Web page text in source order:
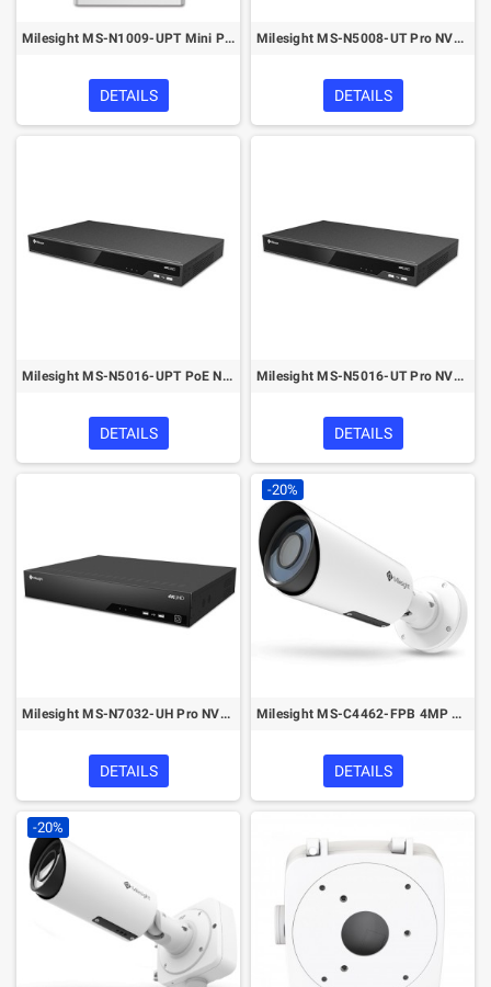
Milesight MS-N1009-UPT Mini PoE NVR 4K H.265+ 1000 Series
DETAILS
Milesight MS-N5008-UT Pro NVR(4K/8MP) H.265+ 5000 Series
DETAILS
Milesight MS-N5016-UPT PoE NVR 4K/H.265+ 5000 Series
DETAILS
Milesight MS-N5016-UT Pro NVR(4K/8MP) H.265+ 5000 Series
DETAILS
Milesight MS-N7032-UH Pro NVR 4K/H.265+ 7000 Series
DETAILS
-20%
Milesight MS-C4462-FPB 4MP Motorized Pro Bullet Network Camera
DETAILS
-20%